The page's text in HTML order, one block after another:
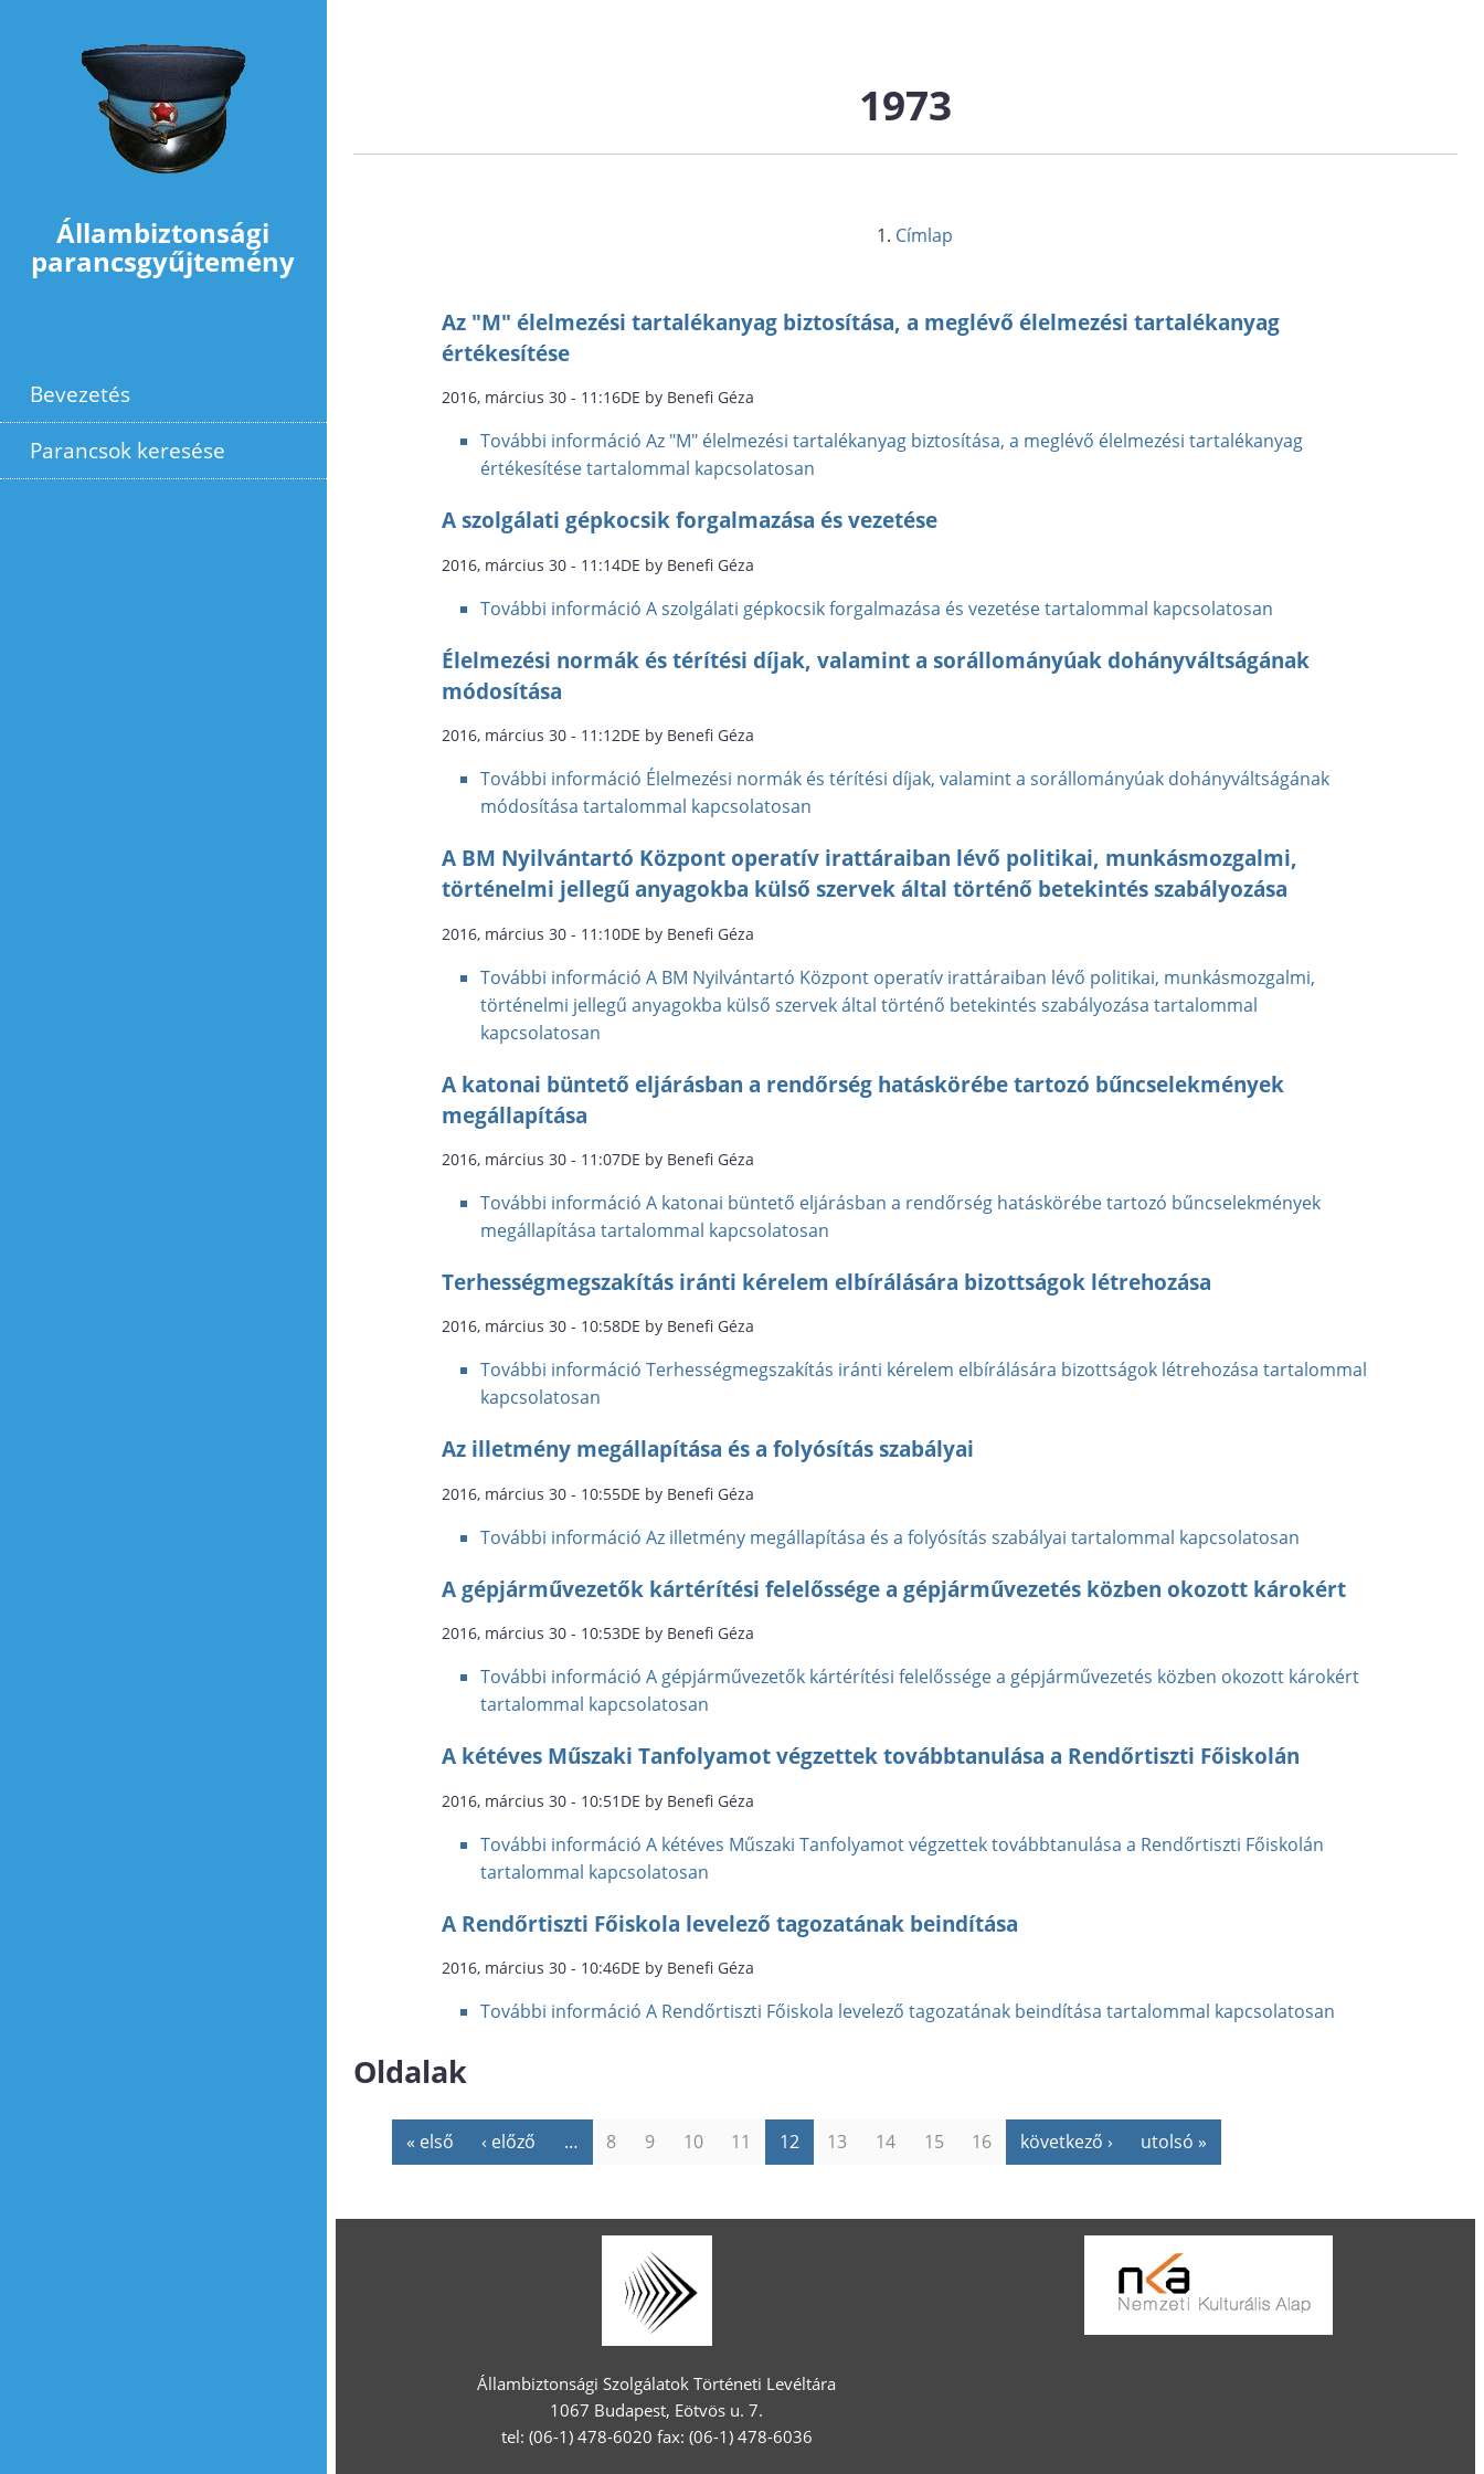
Állambiztonsági
parancsgyűjtemény
Bevezetés
Parancsok keresése
1973
Címlap
Az "M" élelmezési tartalékanyag biztosítása, a meglévő élelmezési tartalékanyag
értékesítése
2016, március 30 - 11:16DE by Benefi Géza
További információ Az "M" élelmezési tartalékanyag biztosítása, a meglévő élelmezési tartalékanyag
értékesítése tartalommal kapcsolatosan
A szolgálati gépkocsik forgalmazása és vezetése
2016, március 30 - 11:14DE by Benefi Géza
További információ A szolgálati gépkocsik forgalmazása és vezetése tartalommal kapcsolatosan
Élelmezési normák és térítési díjak, valamint a sorállományúak dohányváltságának
módosítása
2016, március 30 - 11:12DE by Benefi Géza
További információ Élelmezési normák és térítési díjak, valamint a sorállományúak dohányváltságának
módosítása tartalommal kapcsolatosan
A BM Nyilvántartó Központ operatív irattáraiban lévő politikai, munkásmozgalmi,
történelmi jellegű anyagokba külső szervek által történő betekintés szabályozása
2016, március 30 - 11:10DE by Benefi Géza
További információ A BM Nyilvántartó Központ operatív irattáraiban lévő politikai, munkásmozgalmi,
történelmi jellegű anyagokba külső szervek által történő betekintés szabályozása tartalommal
kapcsolatosan
A katonai büntető eljárásban a rendőrség hatáskörébe tartozó bűncselekmények
megállapítása
2016, március 30 - 11:07DE by Benefi Géza
További információ A katonai büntető eljárásban a rendőrség hatáskörébe tartozó bűncselekmények
megállapítása tartalommal kapcsolatosan
Terhességmegszakítás iránti kérelem elbírálására bizottságok létrehozása
2016, március 30 - 10:58DE by Benefi Géza
További információ Terhességmegszakítás iránti kérelem elbírálására bizottságok létrehozása tartalommal
kapcsolatosan
Az illetmény megállapítása és a folyósítás szabályai
2016, március 30 - 10:55DE by Benefi Géza
További információ Az illetmény megállapítása és a folyósítás szabályai tartalommal kapcsolatosan
A gépjárművezetők kártérítési felelőssége a gépjárművezetés közben okozott károkért
2016, március 30 - 10:53DE by Benefi Géza
További információ A gépjárművezetők kártérítési felelőssége a gépjárművezetés közben okozott károkért
tartalommal kapcsolatosan
A kétéves Műszaki Tanfolyamot végzettek továbbtanulása a Rendőrtiszti Főiskolán
2016, március 30 - 10:51DE by Benefi Géza
További információ A kétéves Műszaki Tanfolyamot végzettek továbbtanulása a Rendőrtiszti Főiskolán
tartalommal kapcsolatosan
A Rendőrtiszti Főiskola levelező tagozatának beindítása
2016, március 30 - 10:46DE by Benefi Géza
További információ A Rendőrtiszti Főiskola levelező tagozatának beindítása tartalommal kapcsolatosan
Oldalak
« első ‹ előző … 8 9 10 11 12 13 14 15 16 következő › utolsó »
Állambiztonsági Szolgálatok Történeti Levéltára
1067 Budapest, Eötvös u. 7.
tel: (06-1) 478-6020 fax: (06-1) 478-6036